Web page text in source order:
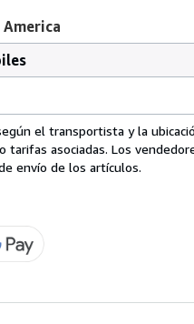
el transportista y la
asociadas. Los
envío de los artículos.